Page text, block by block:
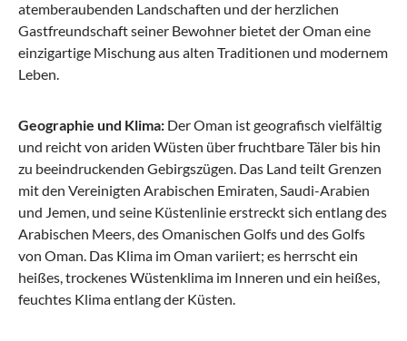
atemberaubenden Landschaften und der herzlichen
Gastfreundschaft seiner Bewohner bietet der Oman eine
einzigartige Mischung aus alten Traditionen und modernem
Leben.
Geographie und Klima: Der Oman ist geografisch vielfältig
und reicht von ariden Wüsten über fruchtbare Täler bis hin
zu beeindruckenden Gebirgszügen. Das Land teilt Grenzen
mit den Vereinigten Arabischen Emiraten, Saudi-Arabien
und Jemen, und seine Küstenlinie erstreckt sich entlang des
Arabischen Meers, des Omanischen Golfs und des Golfs
von Oman. Das Klima im Oman variiert; es herrscht ein
heißes, trockenes Wüstenklima im Inneren und ein heißes,
feuchtes Klima entlang der Küsten.